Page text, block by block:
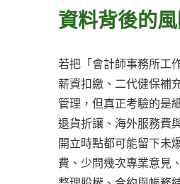
資料背後的
若把「會計師事務所工
薪資扣繳、二代健保補
管理，但真正考驗的是
退貨折讓、海外服務費
開立時點都可能留下未
費、少問幾次專業意見